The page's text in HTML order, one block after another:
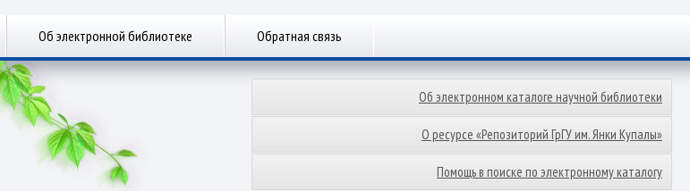
Об электронной библиотеке Обратная связь
Об электронном каталоге научной библиотеки
О ресурсе «Репозиторий ГрГУ им. Янки Купалы»
Помощь в поиске по электронному каталогу